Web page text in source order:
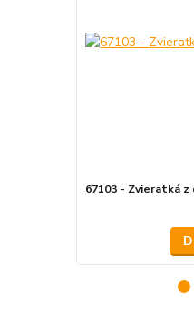
67103 - Zvieratká z